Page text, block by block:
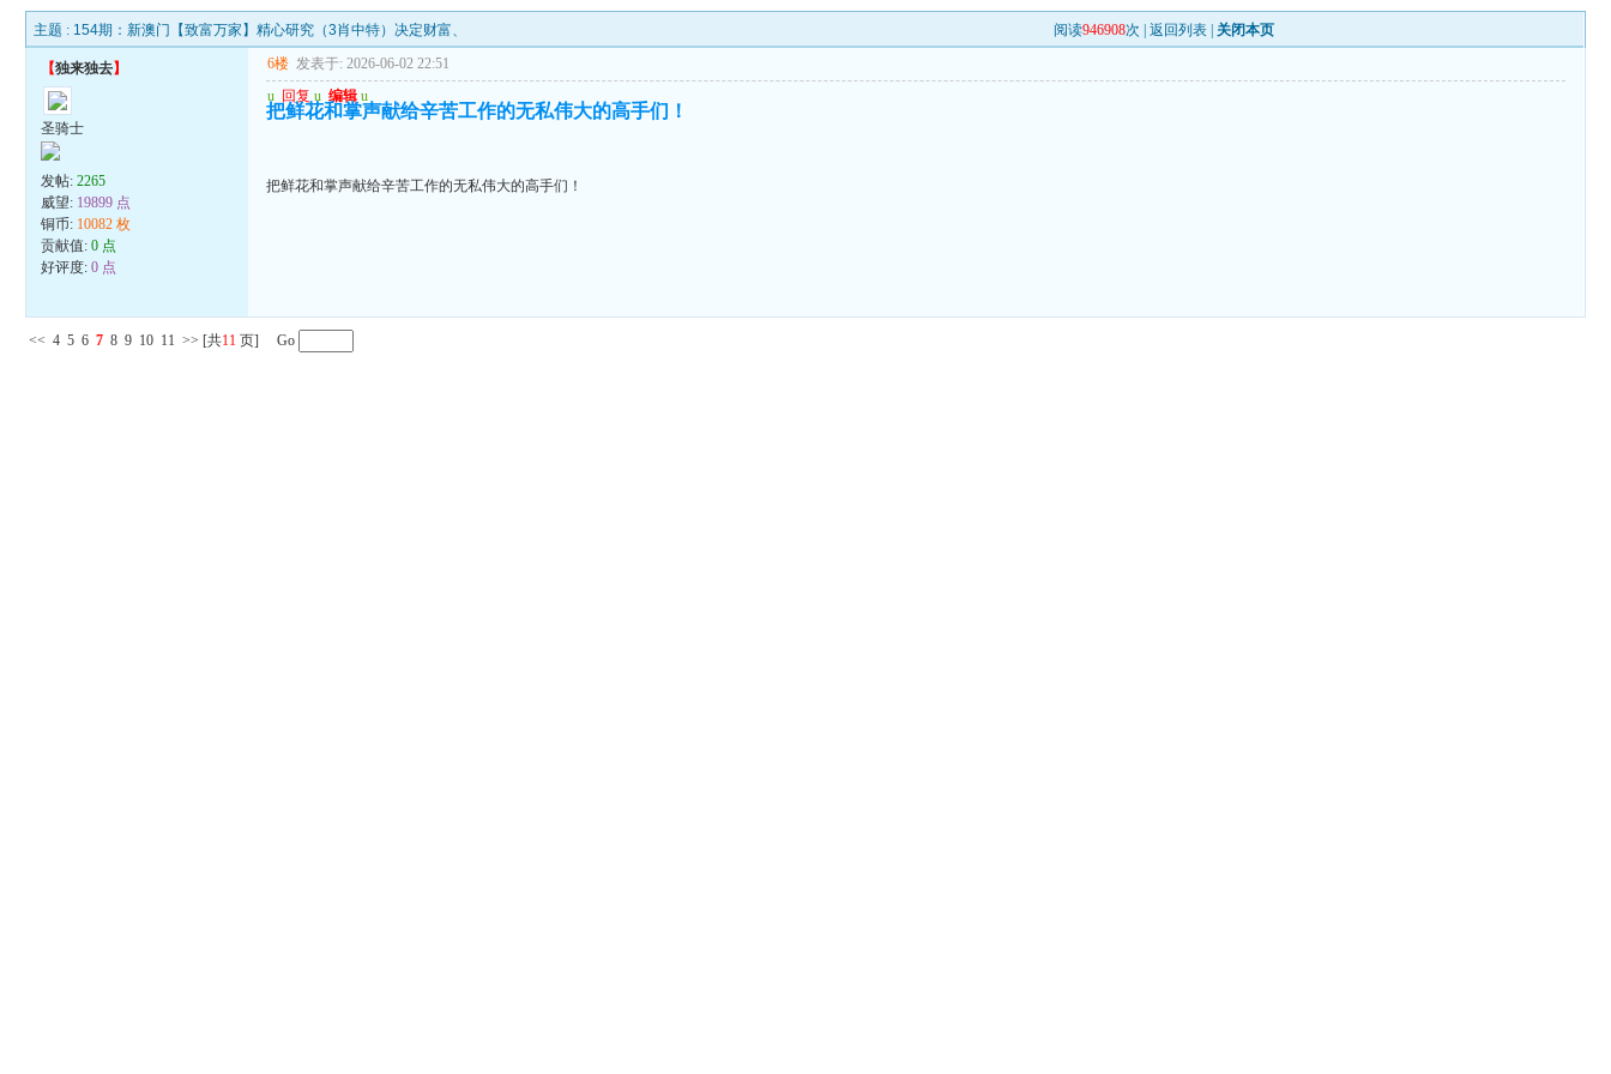
主题 : 154期：新澳门【致富万家】精心研究（3肖中特）决定财富、 阅读946908次 |返回列表 关闭本页
【独来独去】
圣骑士
发帖:2265
威望: 19899 点
铜币: 10082 枚
贡献值:0 点
好评度:0 点
6楼 发表于: 2026-06-02 22:51
u 回复 u 编辑 u
把鲜花和掌声献给辛苦工作的无私伟大的高手们！
把鲜花和掌声献给辛苦工作的无私伟大的高手们！
<< 4 5 6 7 8 9 10 11 >> [共11 页] Go